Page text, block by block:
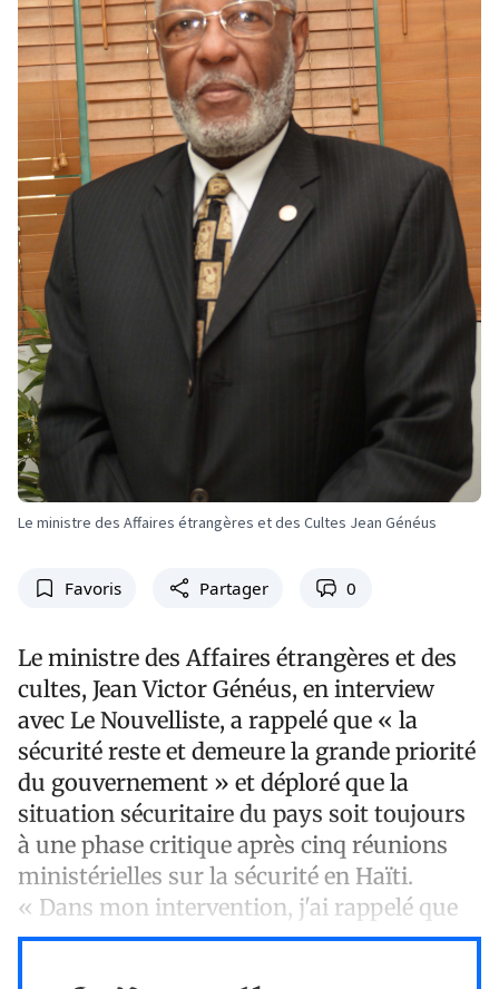
Le ministre des Affaires étrangères et des Cultes Jean Généus
Favoris Partager 0
Le ministre des Affaires étrangères et des
cultes, Jean Victor Généus, en interview
avec Le Nouvelliste, a rappelé que « la
sécurité reste et demeure la grande priorité
du gouvernement » et déploré que la
situation sécuritaire du pays soit toujours
à une phase critique après cinq réunions
ministérielles sur la sécurité en Haïti.
« Dans mon intervention, j'ai rappelé que